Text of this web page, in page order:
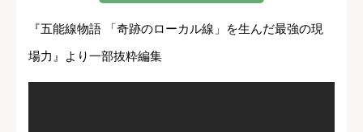
『五能線物語 「奇跡のローカル線」を生んだ最強の現
場力』より一部抜粋編集